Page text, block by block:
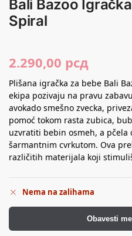
Bali Bazoo
Spiral
2.290,00 рсд
Plišana igračka za bebe Bali
ekipa pozivaju na pravu
avokado smešno zvecka,
pomoć tokom rasta zubica,
uzvratiti bebin osmeh, a pčela
šarmantnim cvrkutom. Ova
različitih materijala koji
Nema na zalihama
Obavesti